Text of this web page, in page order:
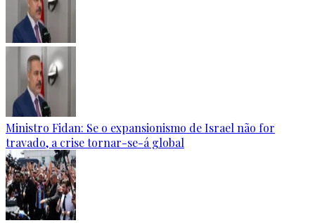
Ministro Fidan: Se o expansionismo de Israel não for
travado, a crise tornar-se-á global